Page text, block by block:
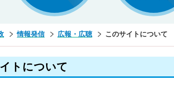
情報発信 広報・広聴 このサイトについて
トについて